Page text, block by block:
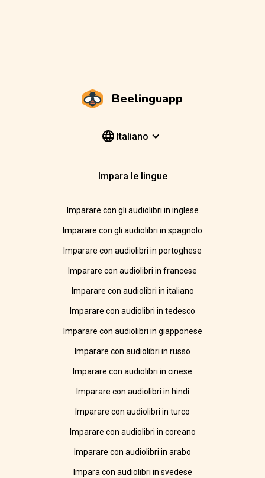
Beelinguapp
Italiano
Impara le lingue
Imparare con gli audiolibri in inglese
Imparare con gli audiolibri in spagnolo
Imparare con audiolibri in portoghese
Imparare con audiolibri in francese
Imparare con audiolibri in italiano
Imparare con audiolibri in tedesco
Imparare con audiolibri in giapponese
Imparare con audiolibri in russo
Imparare con audiolibri in cinese
Imparare con audiolibri in hindi
Imparare con audiolibri in turco
Imparare con audiolibri in coreano
Imparare con audiolibri in arabo
Impara con audiolibri in svedese